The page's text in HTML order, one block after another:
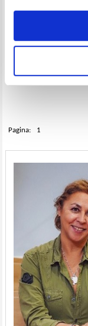
Pagina: 1